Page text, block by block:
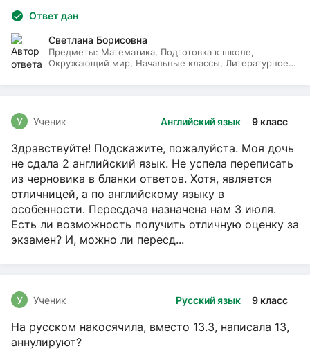
Ответ дан
Светлана Борисовна
Предметы: Математика, Подготовка к школе,
Окружающий мир, Начальные классы, Литературное
Английский язык 9 класс
У Ученик
Здравствуйте! Подскажите, пожалуйста. Моя дочь
не сдала 2 английский язык. Не успела переписать
из черновика в бланки ответов. Хотя, является
отличницей, а по английскому языку в
особенности. Пересдача назначена нам 3 июля.
Есть ли возможность получить отличную оценку за
экзамен? И, можно ли пересд...
Русский язык 9 класс
У Ученик
На русском накосячила, вместо 13.3, написала 13,
аннулируют?